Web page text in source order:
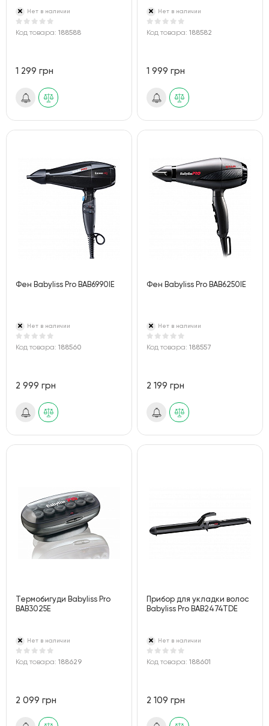
Нет в наличии
Код товара: 188588
1 299 грн
Нет в наличии
Код товара:188582
1 999 грн
Фен Babyliss Pro BAB6990IE
Нет в наличии
Код товара: 188560
2 999 грн
Фен Babyliss Pro BAB6250IE
Нет в наличии
Код товара:188557
2 199 грн
Термобигуди Babyliss Pro
BAB3025E
Нет в наличии
Код товара: 188629
2 099 грн
Прибор для укладки волос
Babyliss Pro BAB2474TDE
Нет в наличии
Код товара:188601
2 109 грн